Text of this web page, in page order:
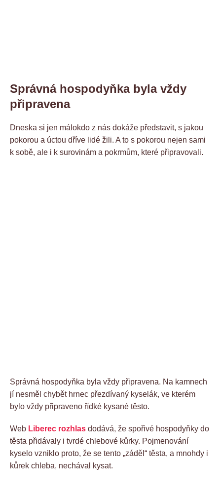
Správná hospodyňka byla vždy
připravena
Dneska si jen málokdo z nás dokáže představit, s jakou
pokorou a úctou dříve lidé žili. A to s pokorou nejen sami
k sobě, ale i k surovinám a pokrmům, které připravovali.
Správná hospodyňka byla vždy připravena. Na kamnech
jí nesměl chybět hrnec přezdívaný kyselák, ve kterém
bylo vždy připraveno řídké kysané těsto.
Web Liberec rozhlas dodává, že spořivé hospodyňky do
těsta přidávaly i tvrdé chlebové kůrky. Pojmenování
kyselo vzniklo proto, že se tento „záděl“ těsta, a mnohdy i
kůrek chleba, nechával kysat.